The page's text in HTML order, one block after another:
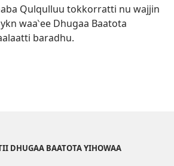
Qulqulluu tokkorratti nu wajjin
waa‵ee Dhugaa Baatota
baradhu.
DHUGAA BAATOTA YIHOWAA